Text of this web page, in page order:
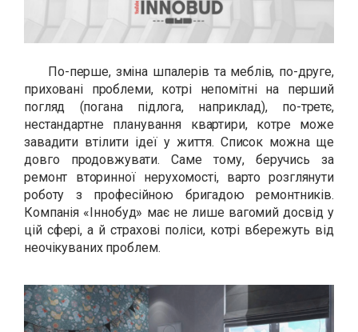
По-перше, зміна шпалерів та меблів, по-друге,
приховані проблеми, котрі непомітні на перший
погляд (погана підлога, наприклад), по-третє,
нестандартне планування квартири, котре може
завадити втілити ідеї у життя. Список можна ще
довго продовжувати. Саме тому, беручись за
ремонт вторинної нерухомості, варто розглянути
роботу з професійною бригадою ремонтників.
Компанія «Іннобуд» має не лише вагомий досвід у
цій сфері, а й страхові поліси, котрі вбережуть від
неочікуваних проблем.